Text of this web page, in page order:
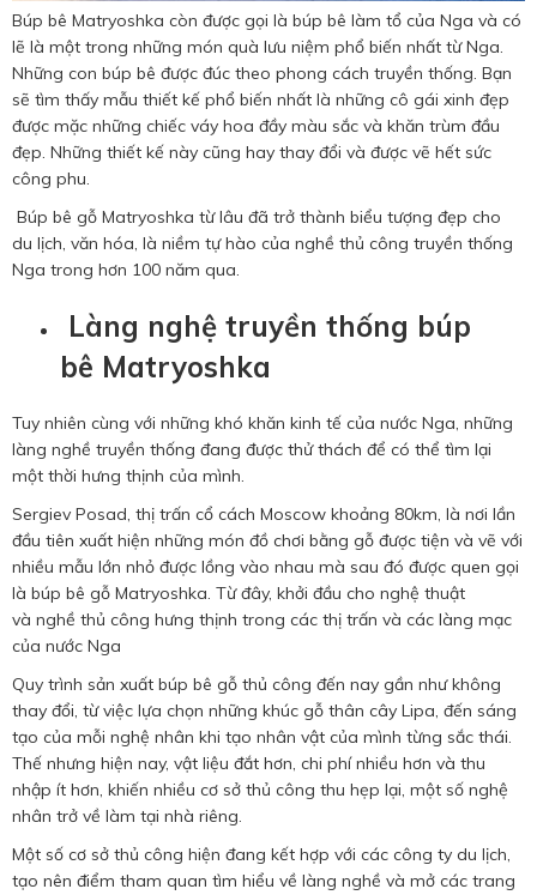
Búp bê Matryoshka còn được gọi là búp bê làm tổ của Nga và có
lẽ là một trong những món quà lưu niệm phổ biến nhất từ Nga.
Những con búp bê được đúc theo phong cách truyền thống. Bạn
sẽ tìm thấy mẫu thiết kế phổ biến nhất là những cô gái xinh đẹp
được mặc những chiếc váy hoa đầy màu sắc và khăn trùm đầu
đẹp. Những thiết kế này cũng hay thay đổi và được vẽ hết sức
công phu.
Búp bê gỗ Matryoshka từ lâu đã trở thành biểu tượng đẹp cho
du lịch, văn hóa, là niềm tự hào của nghề thủ công truyền thống
Nga trong hơn 100 năm qua.
Làng nghệ truyền thống búp
bê Matryoshka
Tuy nhiên cùng với những khó khăn kinh tế của nước Nga, những
làng nghề truyền thống đang được thử thách để có thể tìm lại
một thời hưng thịnh của mình.
Sergiev Posad, thị trấn cổ cách Moscow khoảng 80km, là nơi lần
đầu tiên xuất hiện những món đồ chơi bằng gỗ được tiện và vẽ với
nhiều mẫu lớn nhỏ được lồng vào nhau mà sau đó được quen gọi
là búp bê gỗ Matryoshka. Từ đây, khởi đầu cho nghệ thuật
và nghề thủ công hưng thịnh trong các thị trấn và các làng mạc
của nước Nga
Quy trình sản xuất búp bê gỗ thủ công đến nay gần như không
thay đổi, từ việc lựa chọn những khúc gỗ thân cây Lipa, đến sáng
tạo của mỗi nghệ nhân khi tạo nhân vật của mình từng sắc thái.
Thế nhưng hiện nay, vật liệu đắt hơn, chi phí nhiều hơn và thu
nhập ít hơn, khiến nhiều cơ sở thủ công thu hẹp lại, một số nghệ
nhân trở về làm tại nhà riêng.
Một số cơ sở thủ công hiện đang kết hợp với các công ty du lịch,
tạo nên điểm tham quan tìm hiểu về làng nghề và mở các trang